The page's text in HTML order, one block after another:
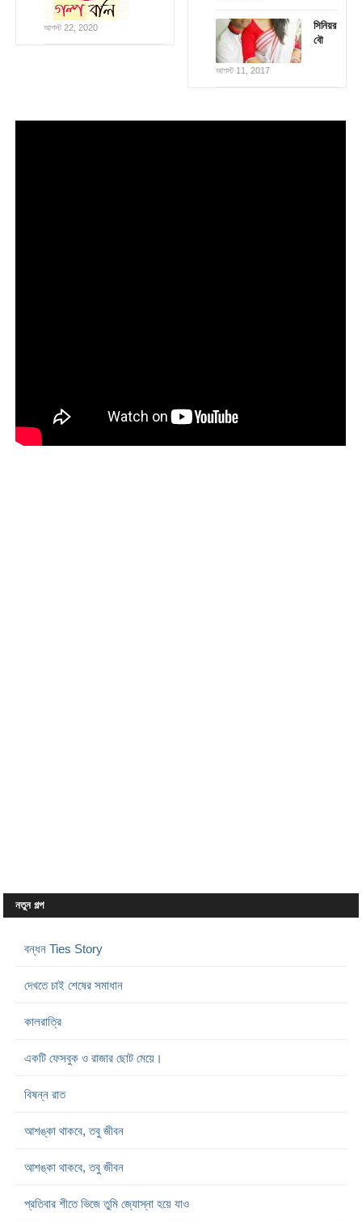
আগস্ট 22, 2020
সিনিয়র
বৌ
আগস্ট 11, 2017
নতুন গল্প
বন্ধন Ties Story
দেখতে চাই শেষের সমাধান
কালরাত্রি
একটি ফেসবুক ও রাজার ছোট মেয়ে।
বিষন্ন রাত
আশঙ্কা থাকবে, তবু জীবন
আশঙ্কা থাকবে, তবু জীবন
প্রতিবার শীতে ভিজে তুমি জ্যোস্না হয়ে যাও